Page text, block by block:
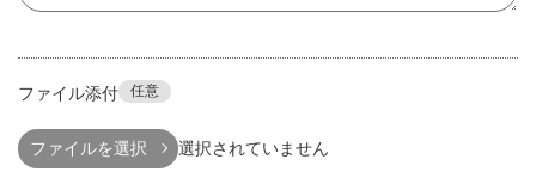
ファイル添付 任意
ファイルを選択 選択されていません